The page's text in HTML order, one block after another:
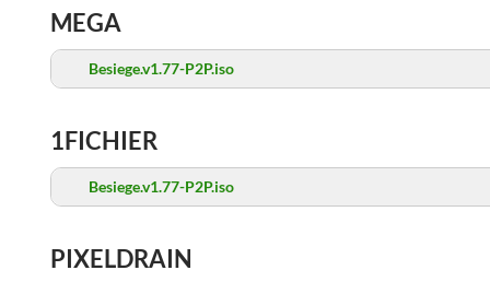
MEGA
Besiege.v1.77-P2P.iso
1FICHIER
Besiege.v1.77-P2P.iso
PIXELDRAIN